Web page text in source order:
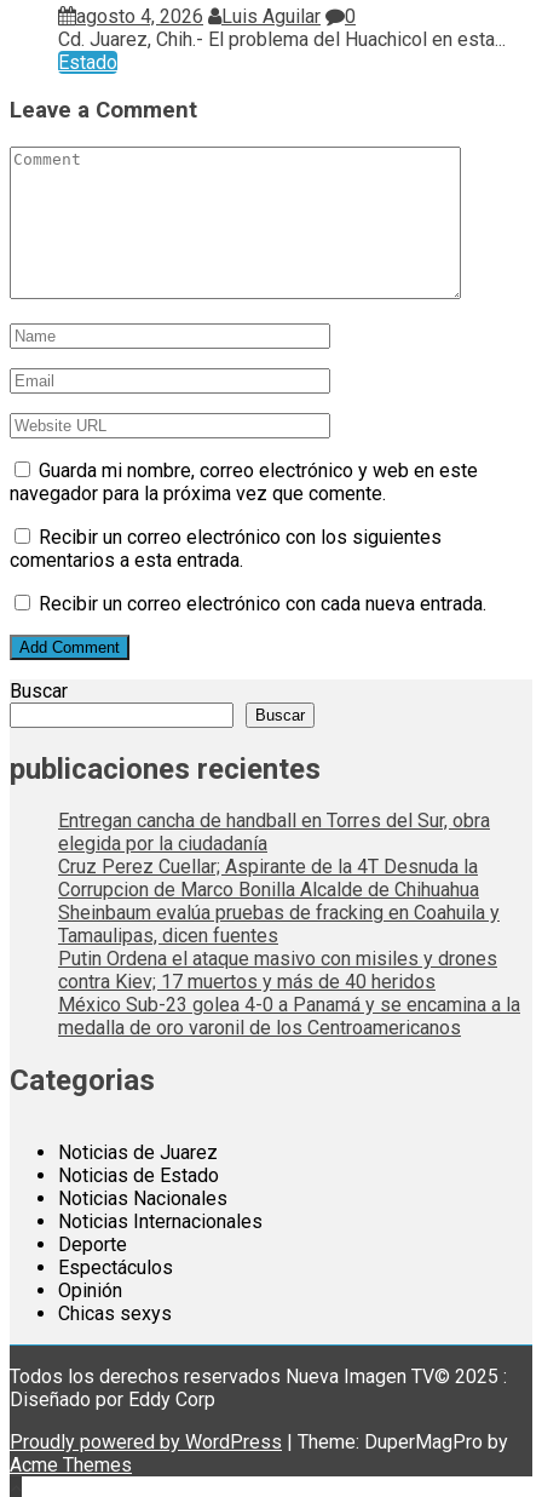
agosto 4, 2026 Luis Aguilar
0
Cd. Juarez, Chih.- El problema del Huachicol en esta...
Estado
Leave a Comment
Guarda mi nombre, correo electrónico y web en este
navegador para la próxima vez que comente.
Recibir un correo electrónico con los siguientes
comentarios a esta entrada.
Recibir un correo electrónico con cada nueva entrada.
Buscar
Buscar
publicaciones recientes
Entregan cancha de handball en Torres del Sur, obra
elegida por la ciudadanía
Cruz Perez Cuellar; Aspirante de la 4T Desnuda la
Corrupcion de Marco Bonilla Alcalde de Chihuahua
Sheinbaum evalúa pruebas de fracking en Coahuila y
Tamaulipas, dicen fuentes
Putin Ordena el ataque masivo con misiles y drones
contra Kiev; 17 muertos y más de 40 heridos
México Sub-23 golea 4-0 a Panamá y se encamina a la
medalla de oro varonil de los Centroamericanos
Categorias
Noticias de Juarez
Noticias de Estado
Noticias Nacionales
Noticias Internacionales
Deporte
Espectáculos
Opinión
Chicas sexys
Todos los derechos reservados Nueva Imagen TV© 2025 :
Diseñado por Eddy Corp
Proudly powered by WordPress
Theme: DuperMagPro by
Acme Themes